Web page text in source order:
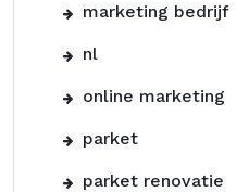
marketing bedrijf
nl
online marketing
parket
parket renovatie